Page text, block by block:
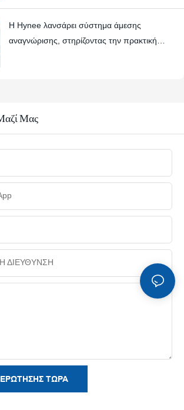
Η Hynee λανσάρει σύστημα άμεσης
αναγνώρισης, στηρίζοντας την πρακτική
Μας
ΔΙΕΥΘΥΝΣΗ
ΤΏΡΑ